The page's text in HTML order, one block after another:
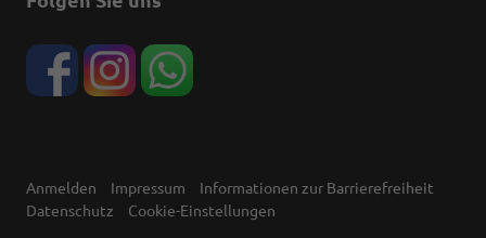
Anmelden Impressum
Informationen zur Barrierefreiheit
Datenschutz
Cookie-Einstellungen